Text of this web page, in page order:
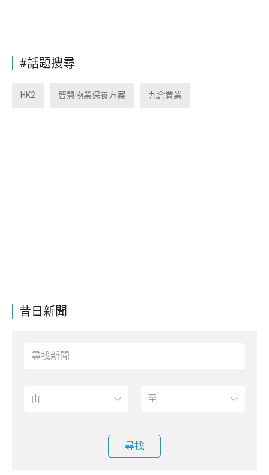
昔日新聞
尋找
#話題搜尋
HK2 智慧物業保養方案 九倉置業